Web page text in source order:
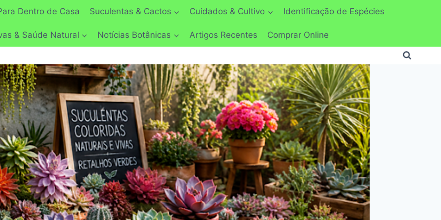
Dentro de Casa Suculentas & Cactos Cuidados & Cultivo Identificação de Espécies
& Saúde Natural Notícias Botânicas Artigos Recentes Comprar Online